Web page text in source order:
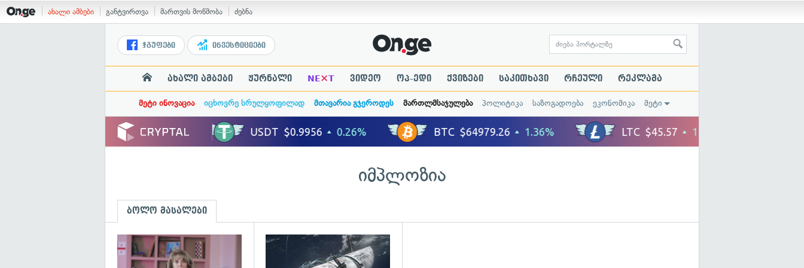
ახალი ამბები განტვირთვა მართვის მოწმობა ძებნა
ჯგუფები ინვესტიციები
ახალი ამბები ჟურნალი NE×T ვიდეო ოპ-ედი ქვიზები საკითხავი რჩეული რეკლამა
მეტი ინოვაცია იცხოვრე სრულყოფილად მთავარია გჯეროდეს მართლმსაჯულება პოლიტიკა საზოგადოება ეკონომიკა მეტი
იმპლოზია
ბოლო მასალები
გადახედვა